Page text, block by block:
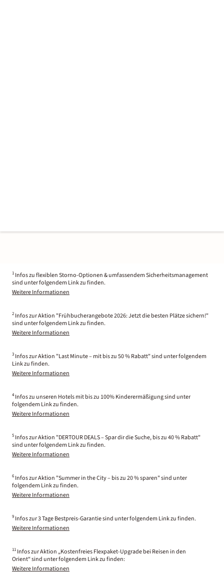
1 Infos zu flexiblen Storno-Optionen & umfassendem Sicherheitsmanagement
sind unter folgendem Link zu finden.
Weitere Informationen
2 Infos zur Aktion "Frühbucherangebote 2026: Jetzt die besten Plätze sichern!"
sind unter folgendem Link zu finden.
Weitere Informationen
3 Infos zur Aktion "Last Minute – mit bis zu 50 % Rabatt" sind unter folgendem
Link zu finden.
Weitere Informationen
4 Infos zu unseren Hotels mit bis zu 100% Kinderermäßigung sind unter
folgendem Link zu finden.
Weitere Informationen
5 Infos zur Aktion "DERTOUR DEALS – Spar dir die Suche, bis zu 40 % Rabatt"
sind unter folgendem Link zu finden.
Weitere Informationen
6 Infos zur Aktion "Summer in the City – bis zu 20 % sparen" sind unter
folgendem Link zu finden.
Weitere Informationen
9 Infos zur 3 Tage Bestpreis-Garantie sind unter folgendem Link zu finden.
Weitere Informationen
11 Infos zur Aktion „Kostenfreies Flexpaket-Upgrade bei Reisen in den
Orient“ sind unter folgendem Link zu finden:
Weitere Informationen